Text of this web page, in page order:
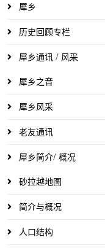
犀乡
历史回顾专栏
犀乡通讯 / 风采
犀乡之音
犀乡风采
老友通讯
犀乡简介/ 概况
砂拉越地图
简介与概况
人口结构